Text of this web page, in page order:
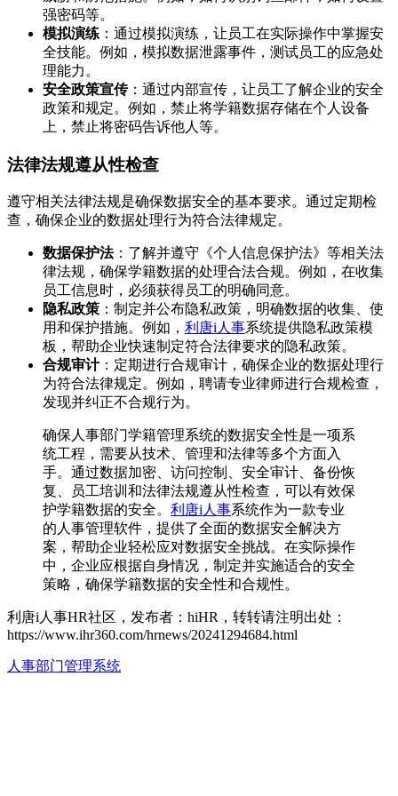
强密码等。
模拟演练 ：通过模拟演练，让员工在实际操作中掌握安
全技能。例如，模拟数据泄露事件，测试员工的应急处
理能力。
安全政策宣传：通过内部宣传，让员工了解企业的安全
政策和规定。例如，禁止将学籍数据存储在个人设备
上，禁止将密码告诉他人等。
法律法规遵从性检查
遵守相关法律法规是确保数据安全的基本要求。通过定期检
查，确保企业的数据处理行为符合法律规定。
数据保护法：了解并遵守《个人信息保护法》等相关法
律法规，确保学籍数据的处理合法合规。例如，在收集
员工信息时，必须获得员工的明确同意。
隐私政策 ：制定并公布隐私政策，明确数据的收集、使
用和保护措施。例如， 利唐i人事系统提供隐私政策模
板，帮助企业快速制定符合法律要求的隐私政策。
合规审计：定期进行合规审计，确保企业的数据处理行
为符合法律规定。例如，聘请专业律师进行合规检查，
发现并纠正不合规行为。
确保人事部门学籍管理系统的数据安全性是一项系
统工程，需要从技术、管理和法律等多个方面入
手。通过数据加密、访问控制、安全审计、备份恢
复、员工培训和法律法规遵从性检查，可以有效保
护学籍数据的安全。 利唐i人事系统作为一款专业
的人事管理软件，提供了全面的数据安全解决方
案，帮助企业轻松应对数据安全挑战。在实际操作
中，企业应根据自身情况，制定并实施适合的安全
策略，确保学籍数据的安全性和合规性。
利唐i人事HR社区，发布者：hiHR，转转请注明出处：
https://www.ihr360.com/hrnews/20241294684.html
人事部门管理系统